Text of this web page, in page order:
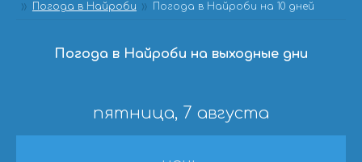
Погода в Найроби
Погода в Найроби на 10 дней
Погода в Найроби на выходные дни
пятница, 7 августа